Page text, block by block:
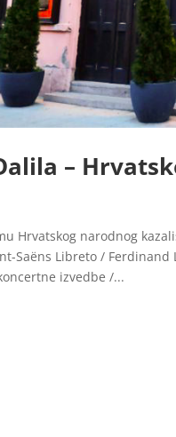
–
Hrvatskog narodnog
Saëns Libreto /
izvedbe /...